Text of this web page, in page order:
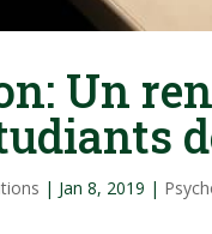
Un
| Jan 8, 2019 |